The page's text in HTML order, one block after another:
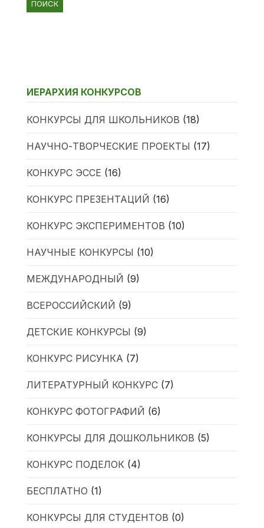
ИЕРАРХИЯ КОНКУРСОВ
КОНКУРСЫ ДЛЯ ШКОЛЬНИКОВ (18)
НАУЧНО-ТВОРЧЕСКИЕ ПРОЕКТЫ (17)
КОНКУРС ЭССЕ (16)
КОНКУРС ПРЕЗЕНТАЦИЙ (16)
КОНКУРС ЭКСПЕРИМЕНТОВ (10)
НАУЧНЫЕ КОНКУРСЫ (10)
МЕЖДУНАРОДНЫЙ (9)
ВСЕРОССИЙСКИЙ (9)
ДЕТСКИЕ КОНКУРСЫ (9)
КОНКУРС РИСУНКА (7)
ЛИТЕРАТУРНЫЙ КОНКУРС(7)
КОНКУРС ФОТОГРАФИЙ (6)
КОНКУРСЫ ДЛЯ ДОШКОЛЬНИКОВ (5)
КОНКУРС ПОДЕЛОК(4)
БЕСПЛАТНО (1)
КОНКУРСЫ ДЛЯ СТУДЕНТОВ (0)